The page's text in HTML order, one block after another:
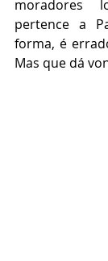
moradores
pertence a
forma, é
Mas que dá